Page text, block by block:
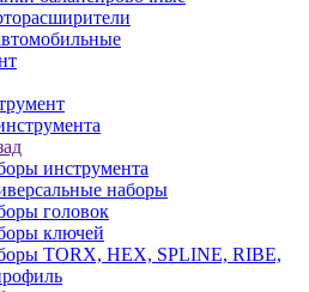
инструмента
наборы
головок
ключей
TORX, HEX, SPLINE, RIBE,